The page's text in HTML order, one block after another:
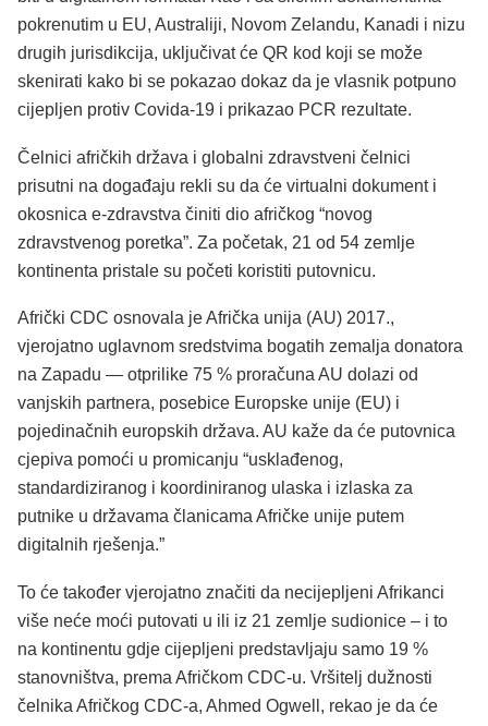
pokrenutim u EU, Australiji, Novom Zelandu, Kanadi i nizu
drugih jurisdikcija, uključivat će QR kod koji se može
skenirati kako bi se pokazao dokaz da je vlasnik potpuno
cijepljen protiv Covida-19 i prikazao PCR rezultate.
Čelnici afričkih država i globalni zdravstveni čelnici
prisutni na događaju rekli su da će virtualni dokument i
okosnica e-zdravstva činiti dio afričkog “novog
zdravstvenog poretka”. Za početak, 21 od 54 zemlje
kontinenta pristale su početi koristiti putovnicu.
Afrički CDC osnovala je Afrička unija (AU) 2017.,
vjerojatno uglavnom sredstvima bogatih zemalja donatora
na Zapadu — otprilike 75 % proračuna AU dolazi od
vanjskih partnera, posebice Europske unije (EU) i
pojedinačnih europskih država. AU kaže da će putovnica
cjepiva pomoći u promicanju “usklađenog,
standardiziranog i koordiniranog ulaska i izlaska za
putnike u državama članicama Afričke unije putem
digitalnih rješenja.”
To će također vjerojatno značiti da necijepljeni Afrikanci
više neće moći putovati u ili iz 21 zemlje sudionice – i to
na kontinentu gdje cijepljeni predstavljaju samo 19 %
stanovništva, prema Afričkom CDC-u. Vršitelj dužnosti
čelnika Afričkog CDC-a, Ahmed Ogwell, rekao je da će